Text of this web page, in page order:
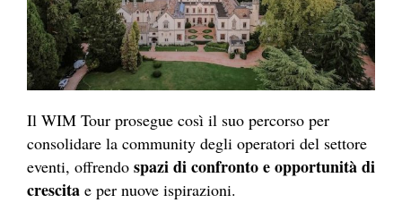
Il WIM Tour prosegue così il suo percorso per
consolidare la community degli operatori del settore
eventi, offrendo spazi di confronto e opportunità di
crescita e per nuove ispirazioni.